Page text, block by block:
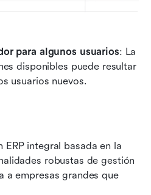
para algunos usuarios: La
disponibles puede resultar
usuarios nuevos.
integral basada en la
robustas de gestión
a empresas grandes que